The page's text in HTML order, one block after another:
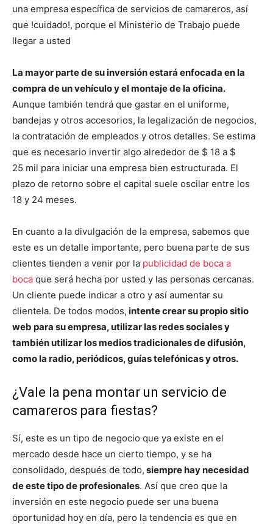
una empresa específica de servicios de camareros, así
que !cuidado!, porque el Ministerio de Trabajo puede
llegar a usted
La mayor parte de su inversión estará enfocada en la
compra de un vehículo y el montaje de la oficina.
Aunque también tendrá que gastar en el uniforme,
bandejas y otros accesorios, la legalización de negocios,
la contratación de empleados y otros detalles. Se estima
que es necesario invertir algo alrededor de $ 18 a $
25 mil para iniciar una empresa bien estructurada. El
plazo de retorno sobre el capital suele oscilar entre los
18 y 24 meses.
En cuanto a la divulgación de la empresa, sabemos que
este es un detalle importante, pero buena parte de sus
clientes tienden a venir por la publicidad de boca a
boca que será hecha por usted y las personas cercanas.
Un cliente puede indicar a otro y así aumentar su
clientela. De todos modos, intente crear su propio sitio
web para su empresa, utilizar las redes sociales y
también utilizar los medios tradicionales de difusión,
como la radio, periódicos, guías telefónicas y otros.
¿Vale la pena montar un servicio de
camareros para fiestas?
Sí, este es un tipo de negocio que ya existe en el
mercado desde hace un cierto tiempo, y se ha
consolidado, después de todo, siempre hay necesidad
de este tipo de profesionales. Así que creo que la
inversión en este negocio puede ser una buena
oportunidad hoy en día, pero la tendencia es que en